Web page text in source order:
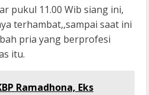
pukul 11.00 Wib siang ini,
terhambat,,sampai saat ini
pria yang berprofesi
itu.
Ramadhona, Eks